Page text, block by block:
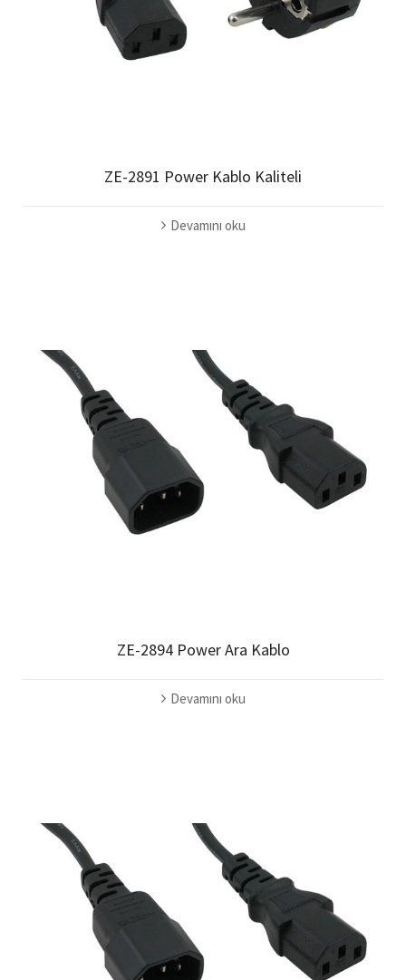
ZE-2891 Power Kablo Kaliteli
Devamını oku
ZE-2894 Power Ara Kablo
Devamını oku